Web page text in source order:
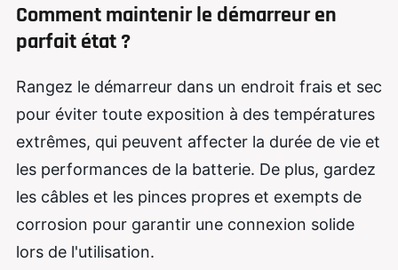
Comment maintenir le démarreur en
parfait état ?
Rangez le démarreur dans un endroit frais et sec
pour éviter toute exposition à des températures
extrêmes, qui peuvent affecter la durée de vie et
les performances de la batterie. De plus, gardez
les câbles et les pinces propres et exempts de
corrosion pour garantir une connexion solide
lors de l'utilisation.